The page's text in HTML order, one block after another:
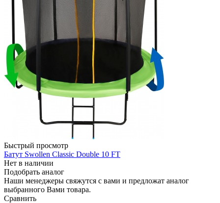
Быстрый просмотр
Батут Swollen Classic Double 10 FT
Нет в наличии
Подобрать аналог
Наши менеджеры свяжутся с вами и предложат аналог
выбранного Вами товара.
Сравнить